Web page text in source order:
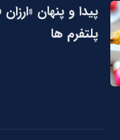
پیدا و پنهان
پلتفرم ها